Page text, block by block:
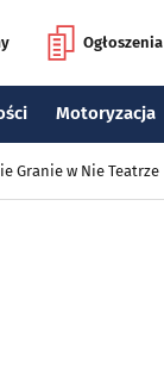
Ogłoszenia
Motoryzacja
Granie w Nie Teatrze